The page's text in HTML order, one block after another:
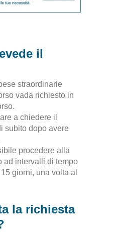
il
straordinarie
vada richiesto in
a chiedere il
subito dopo avere
procedere alla
ad intervalli di tempo
giorni, una volta al
la richiesta